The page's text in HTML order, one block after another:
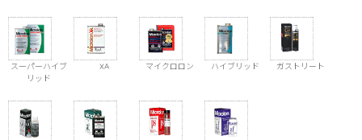
スーパーハイブ
リッド
XA マイクロロン ハイブリッド ガストリート